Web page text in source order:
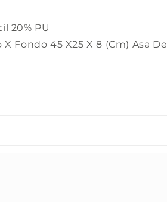
20% PU
Fondo 45 X25 X 8 (Cm) Asa De